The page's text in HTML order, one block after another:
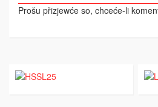
Prošu přizjewće so, chceće-li